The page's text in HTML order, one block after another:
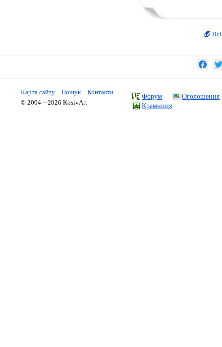
Карта сайту Пошук
Контакти
© 2004—2026 KosivArt
Форум
Оголошення
Крамниця